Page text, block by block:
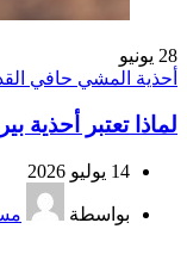
28 يونيو
أحذية المشي حافي
لماذا تعتبر أحذية
14 يوليو 2026
بواسطة